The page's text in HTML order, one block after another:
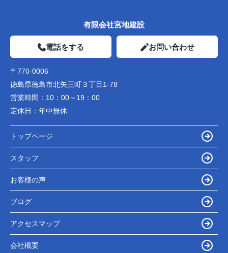
有限会社宮地建設
電話をする お問い合わせ
〒770-0006
徳島県徳島市北矢三町３丁目1-78
営業時間： 10：00～19：00
定休日： 年中無休
トップページ
スタッフ
お客様の声
ブログ
アクセスマップ
会社概要